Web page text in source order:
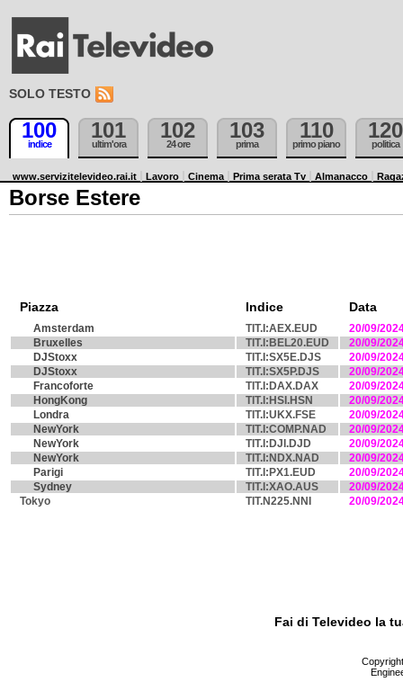
SOLO TESTO
100
indice
101
ultim'ora
102
24 ore
103
prima
110
primo piano
120
politica
www.servizitelevideo.rai.it Lavoro Cinema Prima serata Tv Almanacco
Borse Estere
Piazza Indice Data
Amsterdam TIT.I:AEX.EUD
20/09/
Bruxelles
TIT.I:BEL20.EUD
20/09/
DJStoxx
TIT.I:SX5E.DJS
20/09/
DJStoxx
TIT.I:SX5P.DJS
20/09/
Francoforte
TIT.I:DAX.DAX
20/09/
HongKong
TIT.I:HSI.HSN
20/09/
Londra
TIT.I:UKX.FSE
20/09/
NewYork
TIT.I:COMP.NAD
20/09/
NewYork
TIT.I:DJI.DJD
20/09/
NewYork
TIT.I:NDX.NAD
20/09/
Parigi
TIT.I:PX1.EUD
20/09/
Sydney
TIT.I:XAO.AUS
20/09/
Tokyo
TIT.N225.NNI 20/09/
Fai di Televideo la